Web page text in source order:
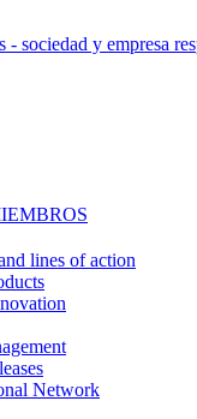
lines of action
Network